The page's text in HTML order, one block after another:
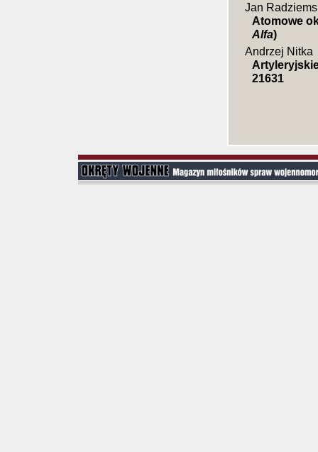
Jan
Atomowe
Alfa)
Andrzej Nitka
21631